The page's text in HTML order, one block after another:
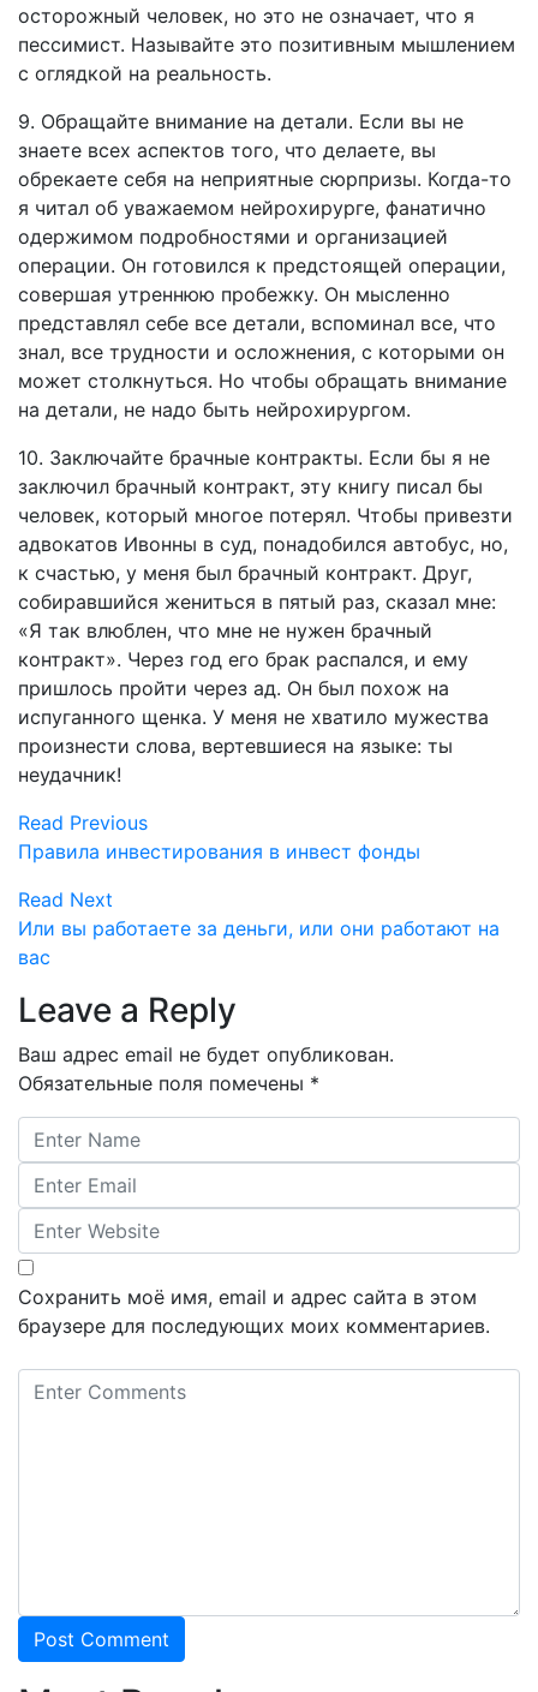
осторожный человек, но это не означает, что я
пессимист. Называйте это позитивным мышлением
с оглядкой на реальность.
9. Обращайте внимание на детали. Если вы не
знаете всех аспектов того, что делаете, вы
обрекаете себя на неприятные сюрпризы. Когда-то
я читал об уважаемом нейрохирурге, фанатично
одержимом подробностями и организацией
операции. Он готовился к предстоящей операции,
совершая утреннюю пробежку. Он мысленно
представлял себе все детали, вспоминал все, что
знал, все трудности и осложнения, с которыми он
может столкнуться. Но чтобы обращать внимание
на детали, не надо быть нейрохирургом.
10. Заключайте брачные контракты. Если бы я не
заключил брачный контракт, эту книгу писал бы
человек, который многое потерял. Чтобы привезти
адвокатов Ивонны в суд, понадобился автобус, но,
к счастью, у меня был брачный контракт. Друг,
собиравшийся жениться в пятый раз, сказал мне:
«Я так влюблен, что мне не нужен брачный
контракт». Через год его брак распался, и ему
пришлось пройти через ад. Он был похож на
испуганного щенка. У меня не хватило мужества
произнести слова, вертевшиеся на языке: ты
неудачник!
Read Previous
Правила инвестирования в инвест фонды
Read Next
Или вы работаете за деньги, или они работают на
вас
Leave a Reply
Ваш адрес email не будет опубликован.
Обязательные поля помечены *
Сохранить моё имя, email и адрес сайта в этом
браузере для последующих моих комментариев.